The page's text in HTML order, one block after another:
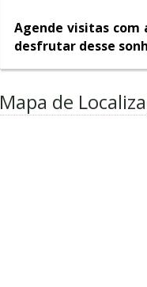
Agende visitas com
desfrutar desse
Mapa de